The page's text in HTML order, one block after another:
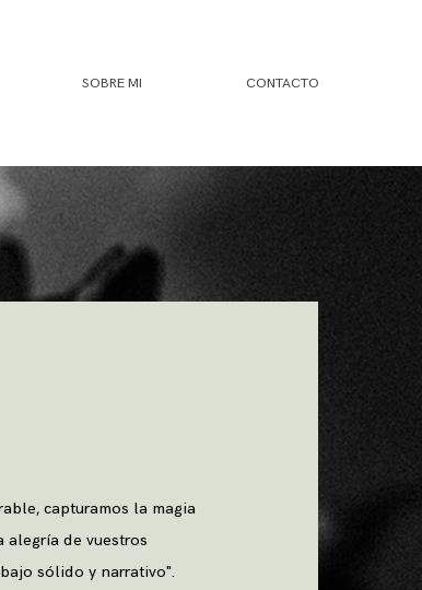
SOBRE MI CONTACTO
capturamos la magia
alegría de vuestros
sólido y narrativo".